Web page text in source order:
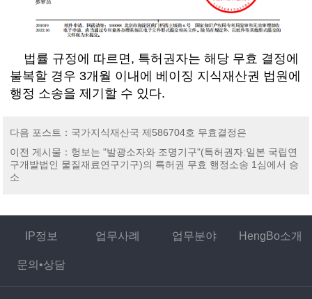
법률 규정에 따르면, 특허권자는 해당 무효 결정에
불복할 경우 3개월 이내에 베이징 지식재산권 법원에
행정 소송을 제기할 수 있다.
다음 포스트 ： 국가지식재산국 제586704호 무효결정은
이전 게시물 ： 헝보는 "발광소자와 조명기구"(특허권자:일본 국립연
구개발법인 물질재료연구기구)의 특허권 무효 행정소송 1심에서 승
소
IP정보 업무사례 업무분야 HengBo소개
문의•상담